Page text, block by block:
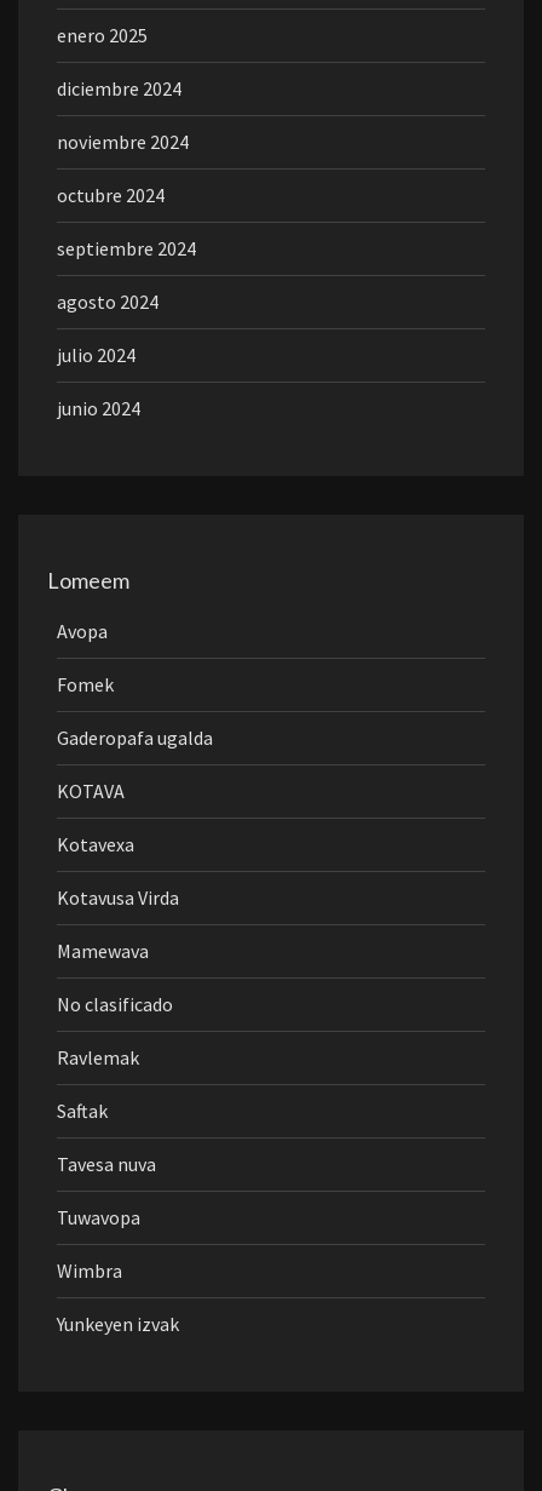
enero 2025
diciembre 2024
noviembre 2024
octubre 2024
septiembre 2024
agosto 2024
julio 2024
junio 2024
Lomeem
Avopa
Fomek
Gaderopafa ugalda
KOTAVA
Kotavexa
Kotavusa Virda
Mamewava
No clasificado
Ravlemak
Saftak
Tavesa nuva
Tuwavopa
Wimbra
Yunkeyen izvak